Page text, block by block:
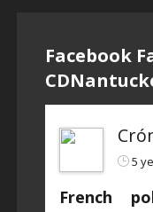
Facebook
5
French